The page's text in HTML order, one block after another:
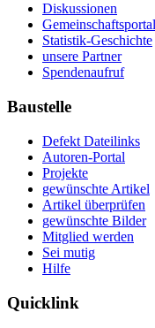
Diskussionen
Gemeinschaftsportal
Statistik-Geschichte
unsere Partner
Spendenaufruf
Baustelle
Defekt Dateilinks
Autoren-Portal
Projekte
gewünschte Artikel
Artikel überprüfen
gewünschte Bilder
Mitglied werden
Sei mutig
Hilfe
Quicklink